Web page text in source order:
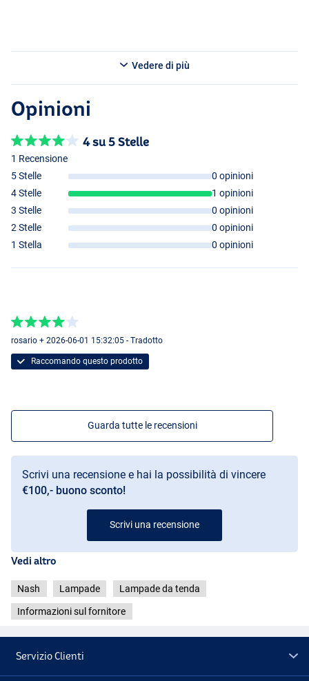
Vedere di più
Opinioni
4 su 5 Stelle
1 Recensione
5 Stelle
0 opinioni
4 Stelle
1 opinioni
3 Stelle
0 opinioni
2 Stelle
0 opinioni
1 Stella
0 opinioni
rosario + 2026-06-01 15:32:05 - Tradotto
Raccomando questo prodotto
Guarda tutte le recensioni
Scrivi una recensione e hai la possibilità di vincere
€100,- buono sconto!
Scrivi una recensione
Vedi altro
Nash Lampade Lampade da tenda
Informazioni sul fornitore
Servizio Clienti